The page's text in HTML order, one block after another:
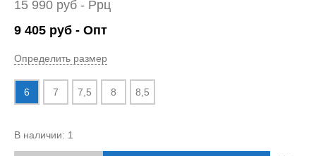
15 990 руб - Ррц
9 405 руб - Опт
Определить размер
6 7 7,5 8 8,5
В наличии: 1